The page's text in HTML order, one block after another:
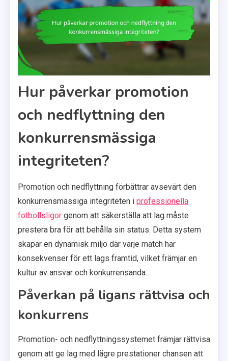
Hur påverkar promotion
och nedflyttning den
konkurrensmässiga
integriteten?
Promotion och nedflyttning förbättrar avsevärt den
konkurrensmässiga integriteten i professionella
fotbollsligor genom att säkerställa att lag måste
prestera bra för att behålla sin status. Detta system
skapar en dynamisk miljö där varje match har
konsekvenser för ett lags framtid, vilket främjar en
kultur av ansvar och konkurrensanda.
Påverkan på ligans rättvisa och
konkurrens
Promotion- och nedflyttningssystemet främjar rättvisa
genom att ge lag med lägre prestationer chansen att